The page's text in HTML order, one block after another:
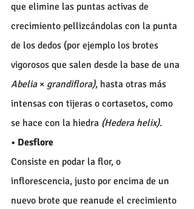
que elimine las puntas activas de
crecimiento pellizcándolas con la punta
de los dedos (por ejemplo los brotes
vigorosos que salen desde la base de una
Abelia × grandiflora), hasta otras más
intensas con tijeras o cortasetos, como
se hace con la hiedra (Hedera helix).
• Desflore
Consiste en podar la flor, o
inflorescencia, justo por encima de un
nuevo brote que reanude el crecimiento